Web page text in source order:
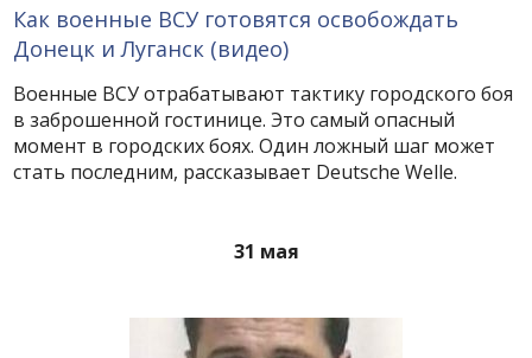
Как военные ВСУ готовятся освобождать
Донецк и Луганск (видео)
Военные ВСУ отрабатывают тактику городского боя
в заброшенной гостинице. Это самый опасный
момент в городских боях. Один ложный шаг может
стать последним, рассказывает Deutsche Welle.
31 мая